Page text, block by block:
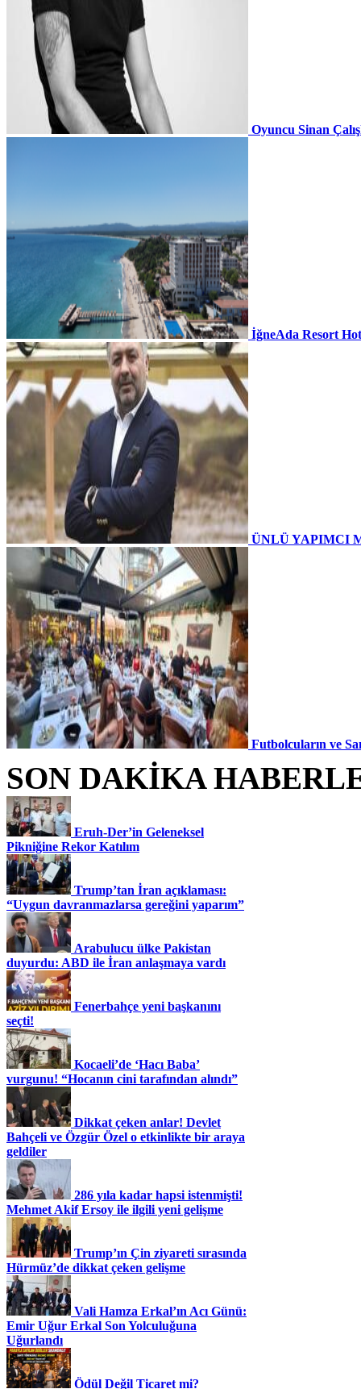
Oyuncu Sinan
İğneAda Resort
ÜNLÜ YAPIMCI
Futbolcuların ve
SON DAKİKA
Eruh-Der’in Geleneksel
Pikniğine Rekor Katılım
Trump’tan İran açıklaması:
“Uygun davranmazlarsa gereğini yaparım”
Arabulucu ülke Pakistan
duyurdu: ABD ile İran anlaşmaya vardı
Fenerbahçe yeni başkanını
seçti!
Kocaeli’de ‘Hacı Baba’
vurgunu! “Hocanın cini tarafından alındı”
Dikkat çeken anlar! Devlet
Bahçeli ve Özgür Özel o etkinlikte bir araya
geldiler
286 yıla kadar hapsi istenmişti!
Mehmet Akif Ersoy ile ilgili yeni gelişme
Trump’ın Çin ziyareti sırasında
Hürmüz’de dikkat çeken gelişme
Vali Hamza Erkal’ın Acı Günü:
Emir Uğur Erkal Son Yolculuğuna
Uğurlandı
Ödül Değil Ticaret mi?